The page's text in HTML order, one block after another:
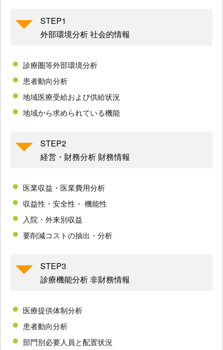
STEP1
外部環境分析 社会的情報
診療圏等外部環境分析
患者動向分析
地域医療受給および供給状況
地域から求められている機能
STEP2
経営・財務分析 財務情報
医業収益・医業費用分析
収益性・安全性・ 機能性
入院・外来別収益
要削減コストの抽出・分析
STEP3
診療機能分析 非財務情報
医療提供体制分析
患者動向分析
部門別必要人員と配置状況